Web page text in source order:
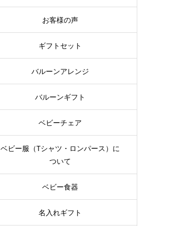
お客様の声
ギフトセット
バルーンアレンジ
バルーンギフト
ベビーチェア
ベビー服（Tシャツ・ロンパース）に
ついて
ベビー食器
名入れギフト